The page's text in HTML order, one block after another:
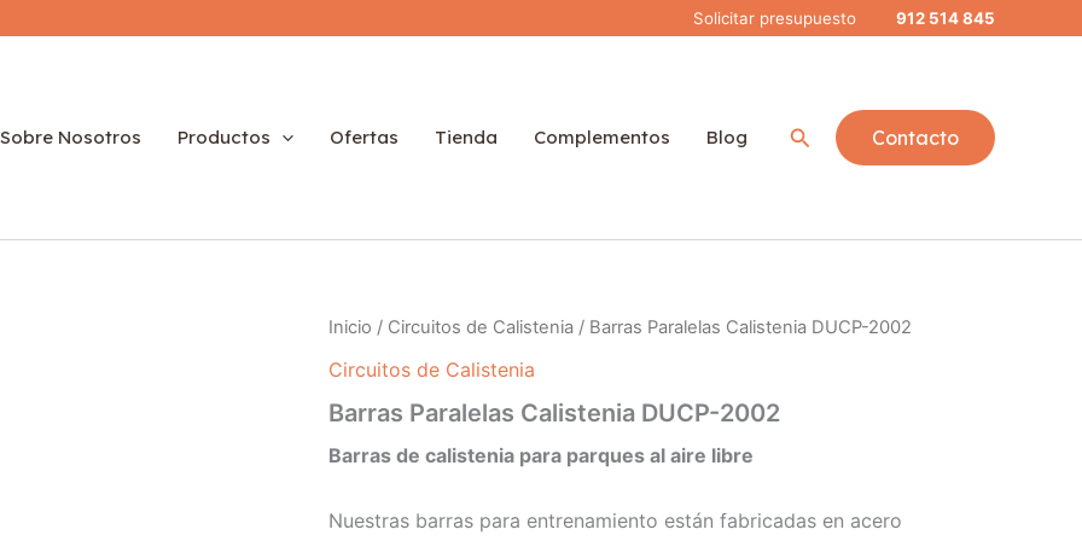
Solicitar presupuesto 912 514 845
Sobre Nosotros Productos Ofertas Tienda Complementos Blog Buscar Contacto
Inicio / Circuitos de Calistenia / Barras Paralelas Calistenia DUCP-2002
Circuitos de Calistenia
Barras Paralelas Calistenia DUCP-2002
Barras de calistenia para parques al aire libre
Nuestras barras para entrenamiento están fabricadas en acero